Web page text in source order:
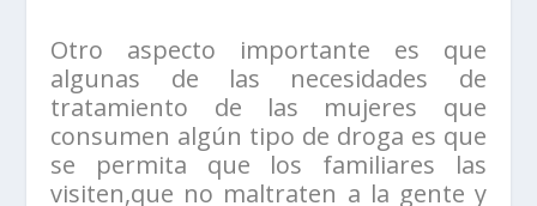
Otro aspecto importante es que
algunas de las necesidades de
tratamiento de las mujeres que
consumen algún tipo de droga es que
se permita que los familiares las
visiten,que no maltraten a la gente y